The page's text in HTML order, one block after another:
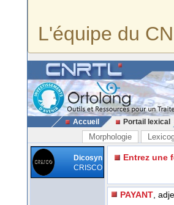
L'équipe du
Accueil Portail lexical
Morphologie
Dicosyn
CRISCO
Entrez une
PAYANT ,